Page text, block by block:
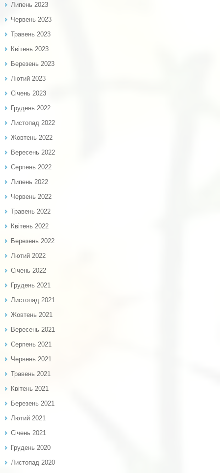
Липень 2023
Червень 2023
Травень 2023
Квітень 2023
Березень 2023
Лютий 2023
Січень 2023
Грудень 2022
Листопад 2022
Жовтень 2022
Вересень 2022
Серпень 2022
Липень 2022
Червень 2022
Травень 2022
Квітень 2022
Березень 2022
Лютий 2022
Січень 2022
Грудень 2021
Листопад 2021
Жовтень 2021
Вересень 2021
Серпень 2021
Червень 2021
Травень 2021
Квітень 2021
Березень 2021
Лютий 2021
Січень 2021
Грудень 2020
Листопад 2020